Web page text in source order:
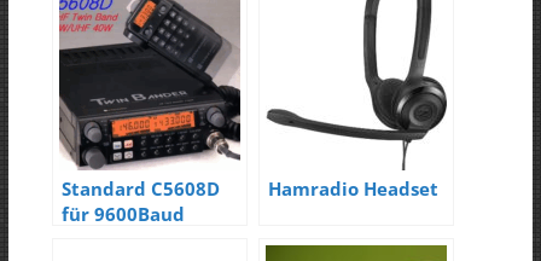
Standard C5608D
für 9600Baud
Hamradio Headset